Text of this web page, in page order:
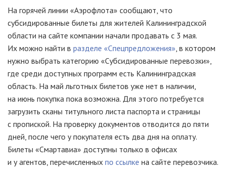
На горячей линии «Аэрофлота» сообщают, что
субсидированные билеты для жителей Калининградской
области на сайте компании начали продавать с 3 мая.
Их можно найти в разделе «Спецпредложения», в котором
нужно выбрать категорию «Субсидированные перевозки»,
где среди доступных программ есть Калининградская
область. На май льготных билетов уже нет в наличии,
на июнь покупка пока возможна. Для этого потребуется
загрузить сканы титульного листа паспорта и страницы
с пропиской. На проверку документов отводится до пяти
дней, после чего у покупателя есть два дня на оплату.
Билеты «Смартавиа» доступны только в офисах
и у агентов, перечисленных по ссылке на сайте перевозчика.